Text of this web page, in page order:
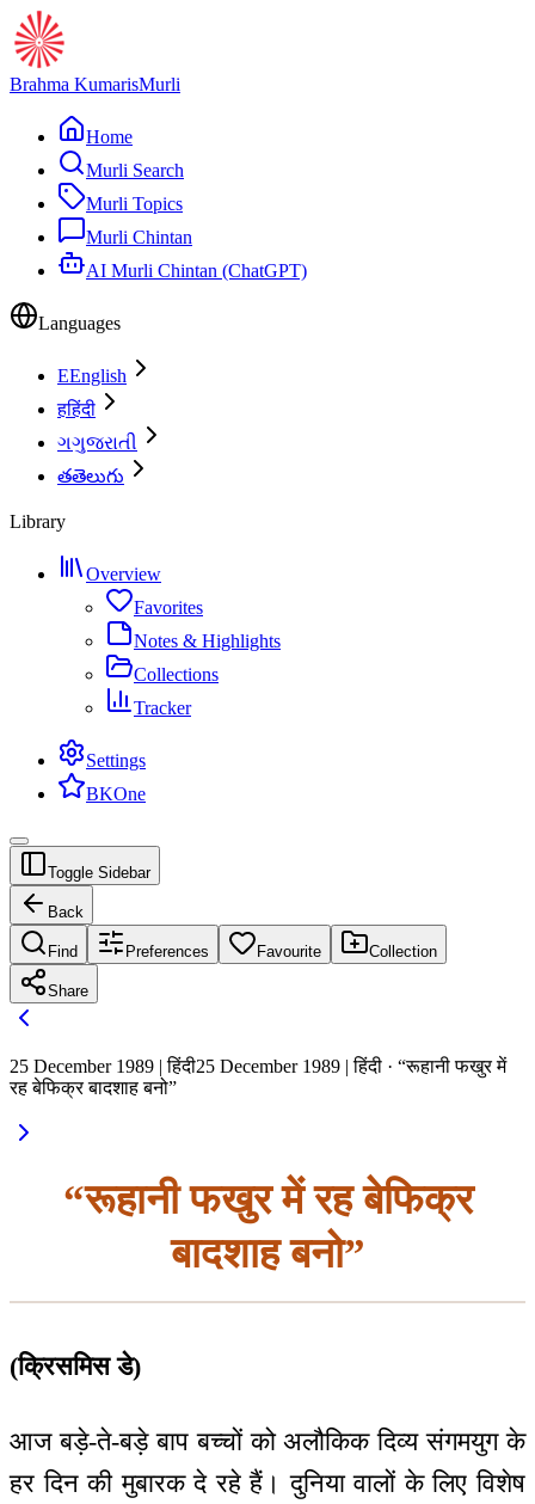
Brahma KumarisMurli
Home
Murli Search
Murli Topics
Murli Chintan
AI Murli Chintan (ChatGPT)
Languages
EEnglish
हहिंदी
ગગુજરાતી
తతెలుగు
Library
Overview
Favorites
Notes & Highlights
Collections
Tracker
Settings
BKOne
Toggle Sidebar
Back
Find Preferences Favourite Collection
Share
25 December 1989 | हिंदी25 December 1989 | हिंदी · “रूहानी फखुर में
रह बेफिक्र बादशाह बनो”
“रूहानी फखुर में रह बेफिक्र
बादशाह बनो”
(क्रिसमिस डे)
आज बड़े-ते-बड़े बाप बच्चों को अलौकिक दिव्य संगमयुग के
हर दिन की मुबारक दे रहे हैं। दुनिया वालों के लिए विशेष